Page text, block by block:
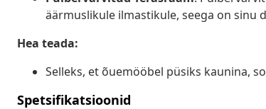
äärmuslikule ilmastikule, seega on
Hea teada:
Selleks, et õuemööbel püsiks kaunina,
Spetsifikatsioonid